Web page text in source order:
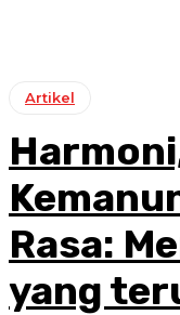
Artikel
Rasa:
yang